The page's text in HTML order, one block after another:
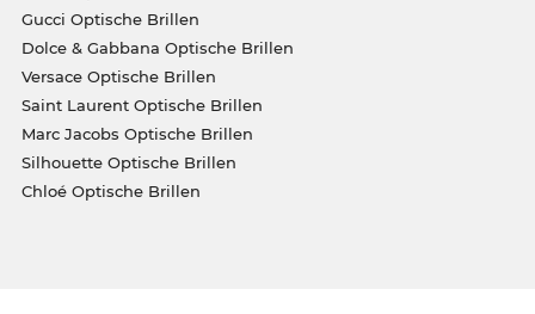
Gucci Optische Brillen
Dolce & Gabbana Optische Brillen
Versace Optische Brillen
Saint Laurent Optische Brillen
Marc Jacobs Optische Brillen
Silhouette Optische Brillen
Chloé Optische Brillen